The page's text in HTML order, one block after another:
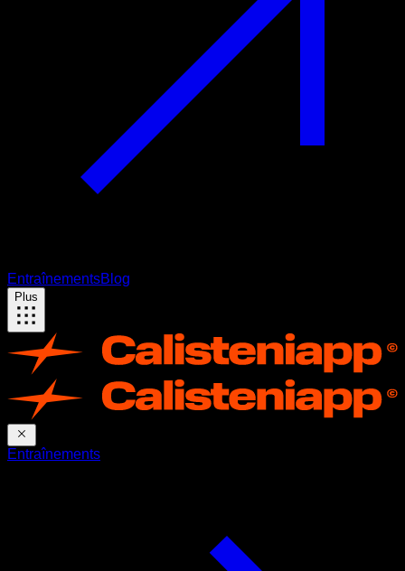
EntraînementsBlog
Plus
Entraînements